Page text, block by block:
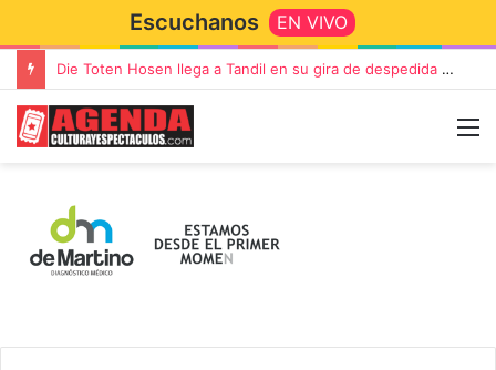
Escuchanos EN VIVO
Die Toten Hosen llega a Tandil en su gira de despedida «Fútbol, Asado, Vino y Adiós Amigos»